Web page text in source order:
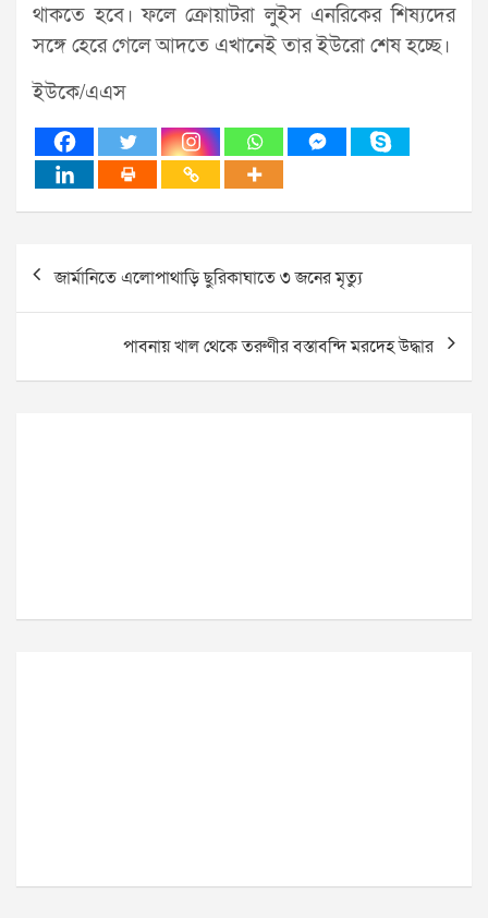
থাকতে হবে। ফলে ক্রোয়াটরা লুইস এনরিকের শিষ্যদের
সঙ্গে হেরে গেলে আদতে এখানেই তার ইউরো শেষ হচ্ছে।
ইউকে/এএস
Post
navigation
জার্মানিতে এলোপাথাড়ি ছুরিকাঘাতে ৩ জনের মৃত্যু
পাবনায় খাল থেকে তরুণীর বস্তাবন্দি মরদেহ উদ্ধার